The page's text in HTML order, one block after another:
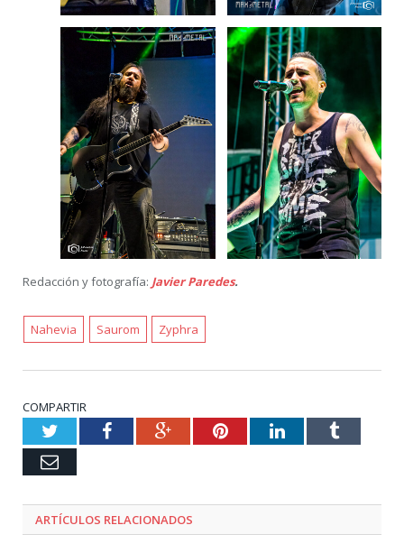
Redacción y fotografía: Javier Paredes.
Nahevia Saurom Zyphra
COMPARTIR
TwitterFacebookGoogle+PinterestLinkedInTumblr
Email
ARTÍCULOS RELACIONADOS